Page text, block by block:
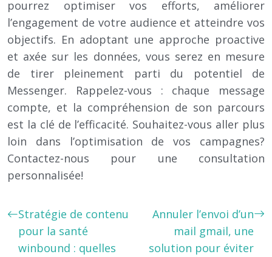
pourrez optimiser vos efforts, améliorer
l’engagement de votre audience et atteindre vos
objectifs. En adoptant une approche proactive
et axée sur les données, vous serez en mesure
de tirer pleinement parti du potentiel de
Messenger. Rappelez-vous : chaque message
compte, et la compréhension de son parcours
est la clé de l’efficacité. Souhaitez-vous aller plus
loin dans l’optimisation de vos campagnes?
Contactez-nous pour une consultation
personnalisée!
Stratégie de contenu
pour la santé
winbound : quelles
Annuler l’envoi d’un
mail gmail, une
solution pour éviter